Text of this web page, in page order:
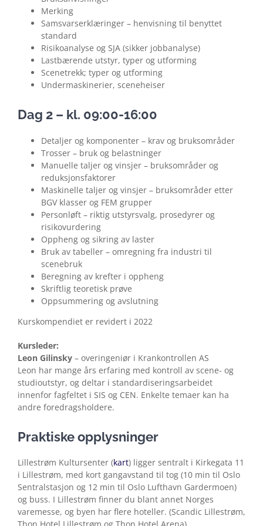
Merking
Samsvarserklæringer – henvisning til benyttet
standard
Risikoanalyse og SJA (sikker jobbanalyse)
Lastbærende utstyr, typer og utforming
Scenetrekk; typer og utforming
Undermaskinerier, sceneheiser
Dag 2 – kl. 09:00-16:00
Detaljer og komponenter – krav og bruksområder
Trosser – bruk og belastninger
Manuelle taljer og vinsjer – bruksområder og
reduksjonsfaktorer
Maskinelle taljer og vinsjer – bruksområder etter
BGV klasser og FEM grupper
Personløft – riktig utstyrsvalg, prosedyrer og
risikovurdering
Oppheng og sikring av laster
Bruk av tabeller – omregning fra industri til
scenebruk
Beregning av krefter i oppheng
Skriftlig teoretisk prøve
Oppsummering og avslutning
Kurskompendiet er revidert i 2022
Kursleder:
Leon Gilinsky – overingeniør i Krankontrollen AS
Leon har mange års erfaring med kontroll av scene- og
studioutstyr, og deltar i standardiseringsarbeidet
innenfor fagfeltet i SIS og CEN. Enkelte temaer kan ha
andre foredragsholdere.
Praktiske opplysninger
Lillestrøm Kultursenter (kart) ligger sentralt i Kirkegata 11
i Lillestrøm, med kort gangavstand til tog (10 min til Oslo
Sentralstasjon og 12 min til Oslo Lufthavn Gardermoen)
og buss. I Lillestrøm finner du blant annet Norges
varemesse, og byen har flere hoteller. (Scandic Lillestrøm,